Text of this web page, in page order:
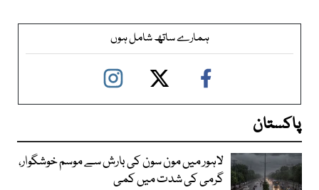
ہمارے ساتھ شامل ہوں
پاکستان
لاہور میں مون سون کی بارش سے موسم خوشگوار،
گرمی کی شدت میں کمی